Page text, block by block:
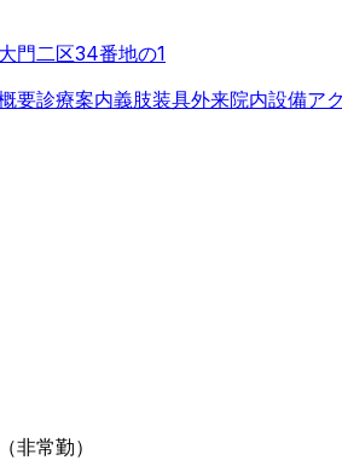
門二区34番地の1
要診療案内義肢装具外来院内設備ア
非常勤）